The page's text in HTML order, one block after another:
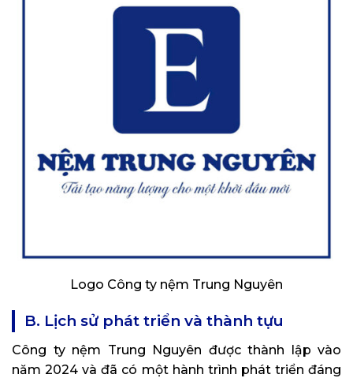
Logo Công ty nệm Trung Nguyên
B. Lịch sử phát triển và thành tựu
Công ty nệm Trung Nguyên được thành lập vào
năm 2024 và đã có một hành trình phát triển đáng